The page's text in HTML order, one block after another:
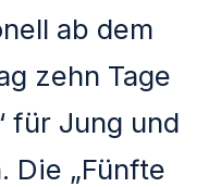
ab dem
zehn Tage
für Jung und
Die „Fünfte